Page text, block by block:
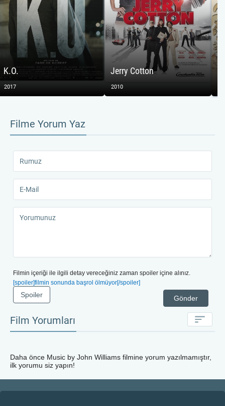
K.O.
2017
Jerry Cotton
2010
Filme Yorum Yaz
Filmin içeriği ile ilgili detay vereceğiniz zaman spoiler içine alınız.
[spoiler]filmin sonunda başrol ölmüyor[/spoiler]
Gönder
Spoiler
Film Yorumları
Daha önce Music by John Williams filmine yorum yazılmamıştır,
ilk yorumu siz yapın!